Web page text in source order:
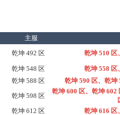
主服
乾坤 492 区 乾坤 510
乾坤 548 区
乾坤 558
乾坤 588 区
乾坤 590 区、乾
乾坤 598 区
乾坤 600 区、乾坤 602
乾坤 612 区
乾坤 616